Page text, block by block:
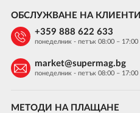
МЕТОДИ НА ПЛАЩАНЕ
ОБСЛУЖВАНЕ НА КЛИЕНТИ
+359 888 622 633
понеделник - петък 08:00 – 17:00
market@supermag.bg
понеделник - петък 08:00 – 17:00